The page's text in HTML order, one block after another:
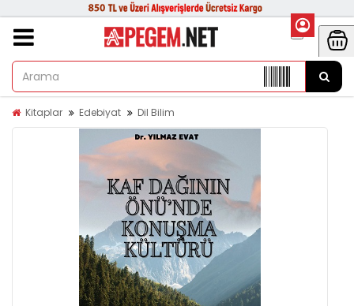
Kitaplar Edebiyat Dil Bilim